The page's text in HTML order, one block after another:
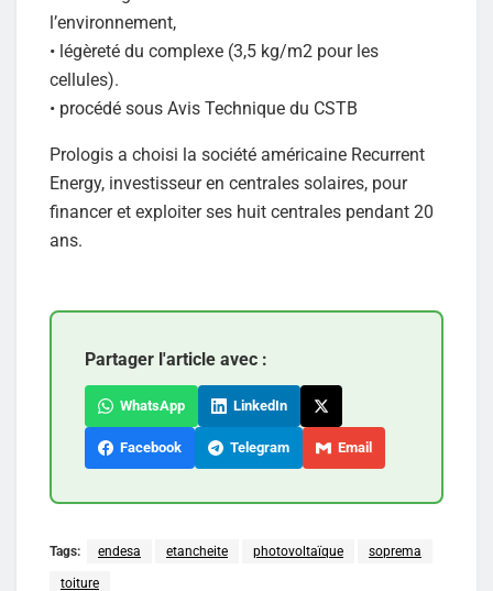
l’environnement,
• légèreté du complexe (3,5 kg/m2 pour les
cellules).
• procédé sous Avis Technique du CSTB
Prologis a choisi la société américaine Recurrent
Energy, investisseur en centrales solaires, pour
financer et exploiter ses huit centrales pendant 20
ans.
Partager l'article avec :
WhatsApp LinkedIn
Facebook Telegram Email
Tags: endesa etancheite photovoltaïque soprema
toiture